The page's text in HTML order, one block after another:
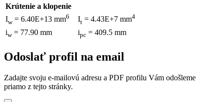
Krútenie a klopenie
Iw = 6.40E+13 mm6 It = 4.43E+7 mm4
iw= 77.90 mm ipc = 409.5 mm
Odoslať profil na email
Zadajte svoju e-mailovú adresu a PDF profilu Vám odošleme
priamo z tejto stránky.